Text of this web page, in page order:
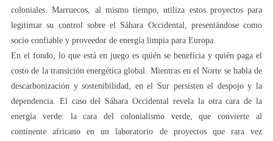
coloniales. Marruecos, al mismo tiempo, utiliza estos proyectos para
legitimar su control sobre el Sáhara Occidental, presentándose como
socio confiable y proveedor de energía limpia para Europa.
En el fondo, lo que está en juego es quién se beneficia y quién paga el
costo de la transición energética global. Mientras en el Norte se habla de
descarbonización y sostenibilidad, en el Sur persisten el despojo y la
dependencia. El caso del Sáhara Occidental revela la otra cara de la
energía verde: la cara del colonialismo verde, que convierte al
continente africano en un laboratorio de proyectos que rara vez